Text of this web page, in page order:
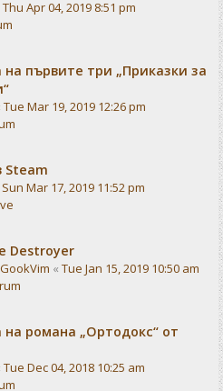
Thu Apr 04, 2019 8:51 pm
на първите три „Приказки за
Tue Mar 19, 2019 12:26 pm
Steam
Sun Mar 17, 2019 11:52 pm
Destroyer
« Tue Jan 15, 2019 10:50 am
на романа „Ортодокс“ от
Tue Dec 04, 2018 10:25 am